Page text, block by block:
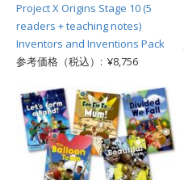
Project X Origins Stage 10 (5
readers + teaching notes)
Inventors and Inventions Pack
参考価格（税込）: ¥8,756